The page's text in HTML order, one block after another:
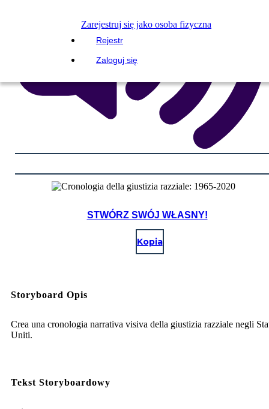
Zarejestruj się jako osoba fizyczna
Rejestr
Zaloguj się
STWÓRZ SWÓJ WŁASNY!
Kopia
Storyboard Opis
Crea una cronologia narrativa visiva della giustizia razziale negli
Uniti.
Tekst Storyboardowy